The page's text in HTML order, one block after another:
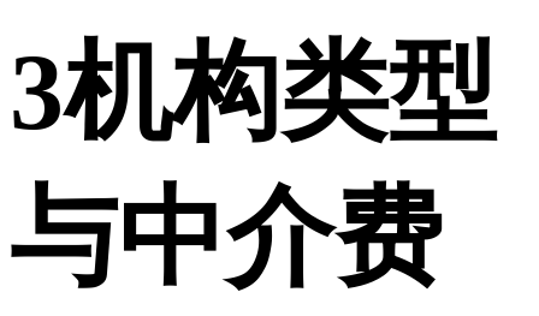
3机构类型
与中介费